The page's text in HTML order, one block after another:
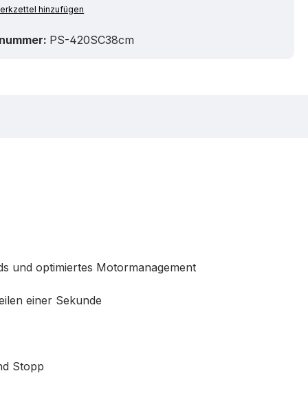
hinzufügen
PS-420SC38cm
und optimiertes Motormanagement
einer Sekunde
Stopp